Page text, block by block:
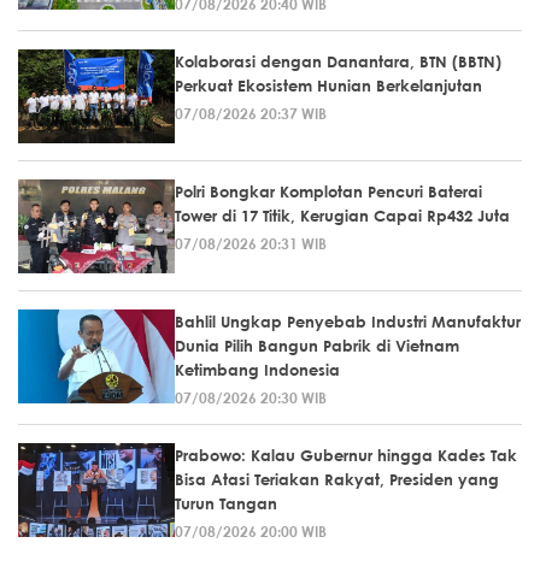
Kolaborasi dengan Danantara, BTN (BBTN)
Perkuat Ekosistem Hunian Berkelanjutan
07/08/2026 20:37 WIB
Polri Bongkar Komplotan Pencuri Baterai
Tower di 17 Titik, Kerugian Capai Rp432 Juta
07/08/2026 20:31 WIB
Bahlil Ungkap Penyebab Industri Manufaktur
Dunia Pilih Bangun Pabrik di Vietnam
Ketimbang Indonesia
07/08/2026 20:30 WIB
Prabowo: Kalau Gubernur hingga Kades Tak
Bisa Atasi Teriakan Rakyat, Presiden yang
Turun Tangan
07/08/2026 20:00 WIB